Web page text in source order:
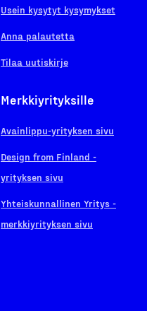
Usein kysytyt kysymykset
Anna palautetta
Tilaa uutiskirje
Merkkiyrityksille
Avainlippu-yrityksen sivu
Design from Finland -
yrityksen sivu
Yhteiskunnallinen Yritys -
merkkiyrityksen sivu